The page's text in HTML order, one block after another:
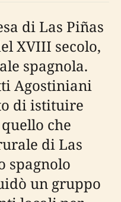
di Las Piñas
XVIII secolo,
spagnola.
Agostiniani
di istituire
che
di Las
spagnolo
un gruppo